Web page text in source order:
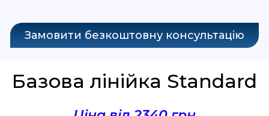
Замовити безкоштовну консультацію
Базова лінійка Standard